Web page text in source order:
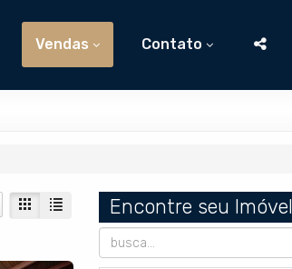
Vendas Contato
Encontre seu Imóvel